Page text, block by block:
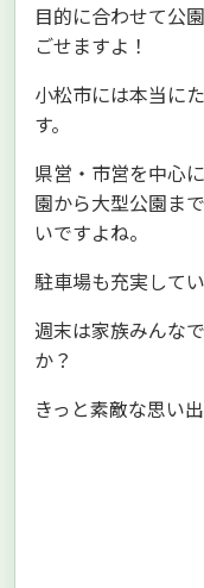
目的に合わせて公
ごせますよ！
小松市には本当に
す。
県営・市営を中心
園から大型公園ま
いですよね。
駐車場も充実して
週末は家族みんな
か？
きっと素敵な思い